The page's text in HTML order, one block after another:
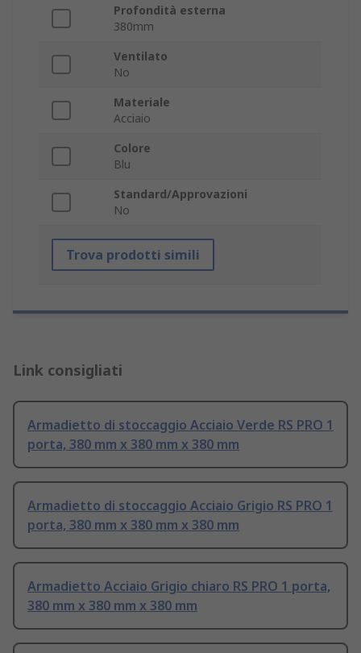
Profondità esterna
380mm
Ventilato
No
Materiale
Acciaio
Colore
Blu
Standard/Approvazioni
No
Trova prodotti simili
Link consigliati
Armadietto di stoccaggio Acciaio Verde RS PRO 1
porta, 380 mm x 380 mm x 380 mm
Armadietto di stoccaggio Acciaio Grigio RS PRO 1
porta, 380 mm x 380 mm x 380 mm
Armadietto Acciaio Grigio chiaro RS PRO 1 porta,
380 mm x 380 mm x 380 mm